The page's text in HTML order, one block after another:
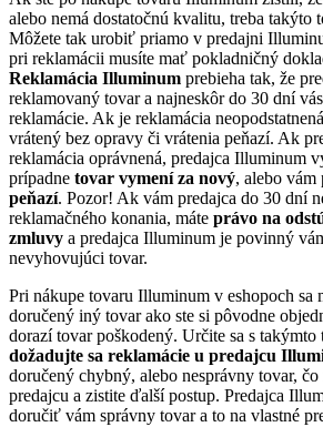
alebo nemá dostatočnú kvalitu, treba takýto
Môžete tak urobiť priamo v predajni
pri reklamácii musíte mať pokladničný
Reklamácia Illuminum prebieha tak, že
reklamovaný tovar a najneskôr do 30 dní
reklamácie. Ak je reklamácia
vrátený bez opravy či vrátenia peňazí. Ak
reklamácia oprávnená, predajca Illuminum
prípadne tovar vymení za nový, alebo vám
peňazí. Pozor! Ak vám predajca do 30 dní
reklamačného konania, máte právo na
zmluvy a predajca Illuminum je povinný
nevyhovujúci tovar.
Pri nákupe tovaru Illuminum v eshopoch sa
doručený iný tovar ako ste si pôvodne
dorazí tovar poškodený. Určite sa s takýmto
dožadujte sa reklamácie u predajcu
doručený chybný, alebo nesprávny tovar,
predajcu a zistite ďalší postup. Predajca
doručiť vám správny tovar a to na vlastné